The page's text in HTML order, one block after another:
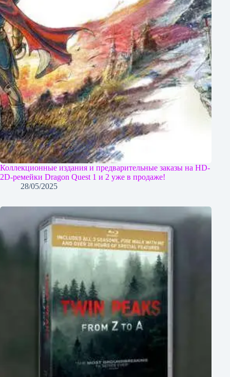
Коллекционные издания и предварительные заказы на HD-
2D-ремейки Dragon Quest 1 и 2 уже в продаже!
28/05/2025